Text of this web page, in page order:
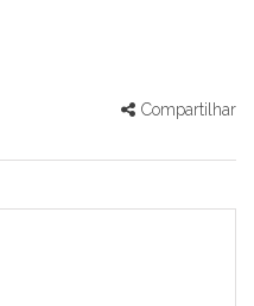
Compartilhar